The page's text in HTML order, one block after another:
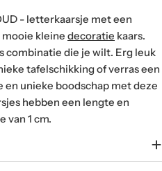
- letterkaarsje met een
mooie kleine decoratie kaars.
combinatie die je wilt. Erg leuk
tafelschikking of verras een
unieke boodschap met deze
hebben een lengte en
van 1 cm.